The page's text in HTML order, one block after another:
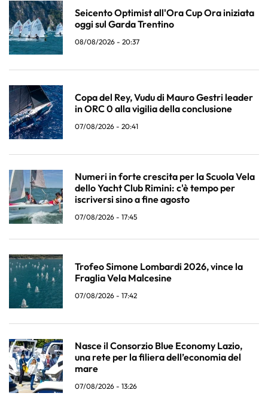
Seicento Optimist all'Ora Cup Ora iniziata
oggi sul Garda Trentino
08/08/2026 - 20:37
Copa del Rey, Vudu di Mauro Gestri leader
in ORC 0 alla vigilia della conclusione
07/08/2026 - 20:41
Numeri in forte crescita per la Scuola Vela
dello Yacht Club Rimini: c'è tempo per
iscriversi sino a fine agosto
07/08/2026 - 17:45
Trofeo Simone Lombardi 2026, vince la
Fraglia Vela Malcesine
07/08/2026 - 17:42
Nasce il Consorzio Blue Economy Lazio,
una rete per la filiera dell’economia del
mare
07/08/2026 - 13:26